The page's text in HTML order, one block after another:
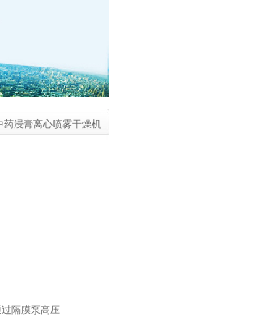
药浸膏离心喷雾干燥机
隔膜泵高压